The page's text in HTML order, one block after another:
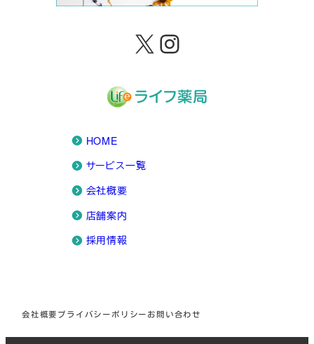
X Instagram
HOME
サービス一覧
会社概要
店舗案内
採用情報
会社概要 プライバシーポリシー お問い合わせ